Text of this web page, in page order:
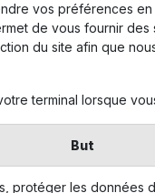
vos préférences
de vous fournir
du site afin que
terminal lorsque
But
protéger les données